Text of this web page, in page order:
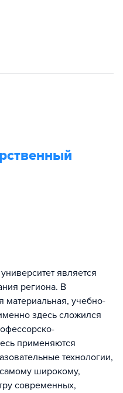
является
региона. В
материальная, учебно-
здесь сложился
применяются
технологии,
широкому,
современных,